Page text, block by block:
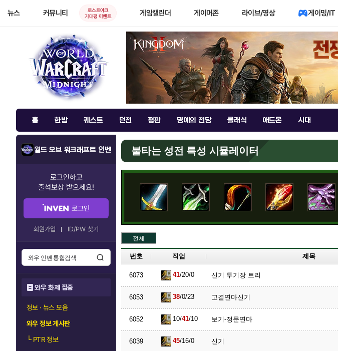
뉴스 커뮤니티
로스트아크
기대평 이벤트
게임캘린더 게이머존 라이브/영상 게이밍/IT
홈 한밤 퀘스트 던전 평판 명예의 전당 클래식 애드온 시대
월드 오브 워크래프트 인벤
로그인하고
출석보상 받으세요!
로그인
회원가입 ID/PW 찾기
와우 화제 집중
정보 · 뉴스 모음
와우 정보 게시판
└PTR 정보
불타는 성전 특성 시뮬레이터
전체
번호 직업 제목
6073 41/20/0 신기 투기장 트리
6053 38/0/23 고결연마신기
6052 10/41/10 보기-정문연마
6039 45/16/0 신기